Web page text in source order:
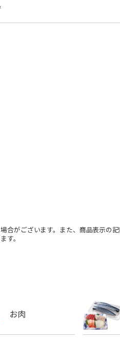
がございます。また、商品表示の
す。